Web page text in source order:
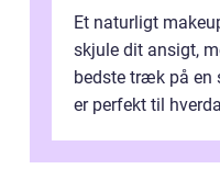
Et naturligt
skjule dit ansigt,
bedste træk på en
er perfekt til